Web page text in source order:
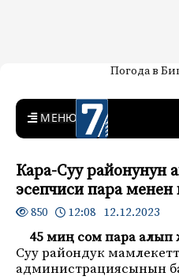
7-канал.
Кыргызстан
Жаңылыктар — Кыргызстан
Погода в
MENU
Кара-Суу
эсепчиси пара
850 12:08 12.12.2023
45 миң сом пара алып
Суу райондук
администрациясынын